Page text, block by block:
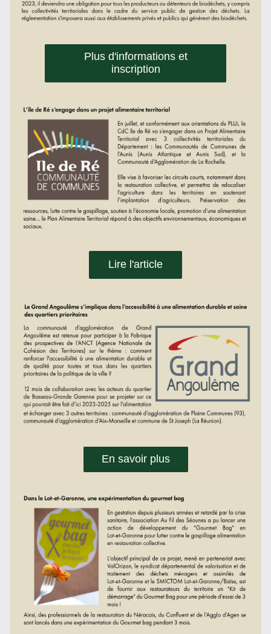
Plus d'informations et
inscription
Lire l'article
En savoir plus